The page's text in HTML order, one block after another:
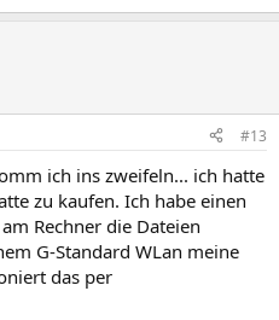
#13
ich ins zweifeln... ich hatte
zu kaufen. Ich habe einen
Rechner die Dateien
G-Standard WLan meine
das per